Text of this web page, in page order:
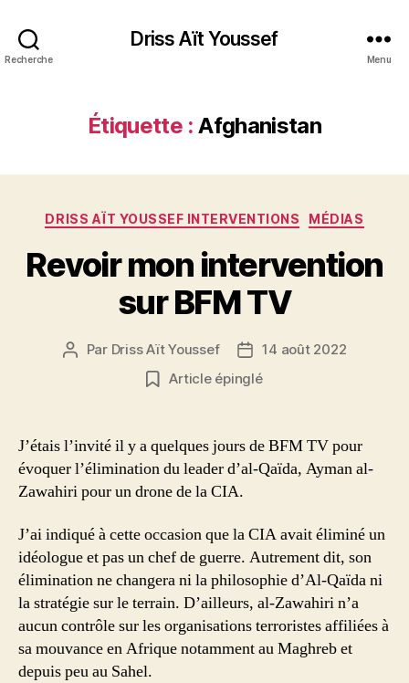
Recherche
Driss Aït Youssef
Menu
Étiquette : Afghanistan
Catégories
DRISS AÏT YOUSSEF INTERVENTIONS MÉDIAS
Revoir mon intervention
sur BFM TV
Auteur
Par Driss Aït Youssef
Date
de
l’article
14 août 2022
Article épinglé
J’étais l’invité il y a quelques jours de BFM TV pour
évoquer l’élimination du leader d’al-Qaïda, Ayman al-
Zawahiri pour un drone de la CIA.
J’ai indiqué à cette occasion que la CIA avait éliminé un
idéologue et pas un chef de guerre. Autrement dit, son
élimination ne changera ni la philosophie d’Al-Qaïda ni
la stratégie sur le terrain. D’ailleurs, al-Zawahiri n’a
aucun contrôle sur les organisations terroristes affiliées à
sa mouvance en Afrique notamment au Maghreb et
depuis peu au Sahel.